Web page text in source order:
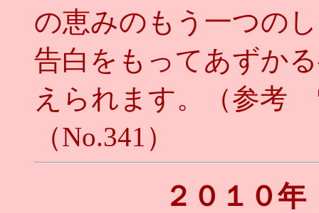
の恵みのもう一つの
告白をもってあずか
えられます。（参考
（No.341）
２０１０